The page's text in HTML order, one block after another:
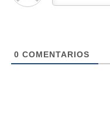
0 COMENTARIOS